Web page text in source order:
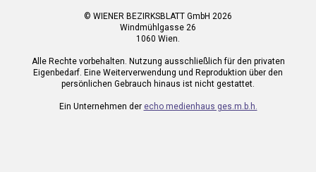
© WIENER BEZIRKSBLATT GmbH 2026
Windmühlgasse 26
1060 Wien.
Alle Rechte vorbehalten. Nutzung ausschließlich für den privaten
Eigenbedarf. Eine Weiterverwendung und Reproduktion über den
persönlichen Gebrauch hinaus ist nicht gestattet.
Ein Unternehmen der echo medienhaus ges.m.b.h.